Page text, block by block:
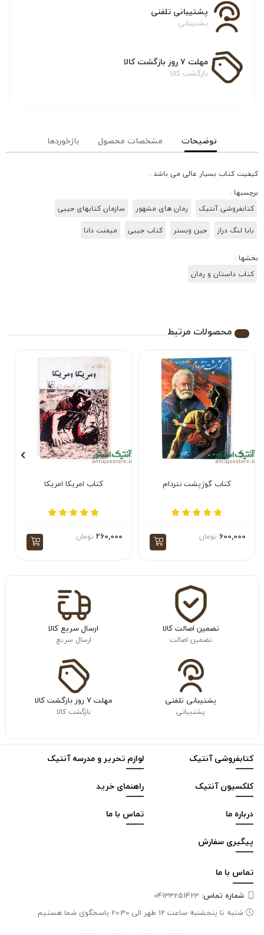
پشتیبانی تلفنی
پشتیبانی
مهلت ۷ روز بازگشت کالا
بازگشت کالا
توضیحات مشخصات محصول بازخوردها
کیفیت کتاب بسیار عالی می باشد .
برچسبها :
کتابفروشی آنتیک
رمان های مشهور
سازمان کتابهای جیبی
بابا لنگ دراز
جین وبستر کتاب جیبی میمنت دانا
بخشها :
کتاب داستان و رمان
محصولات مرتبط
کتاب گوژپشت نتردام
600,000 تومان
کتاب امریکا امریکا
260,000 تومان
تضمین اصالت کالا
تضمین اصالت
ارسال سریع کالا
ارسال سریع
پشتیبانی تلفنی
پشتیبانی
مهلت ۷ روز بازگشت کالا
بازگشت کالا
کتابفروشی آنتیک
لوازم تحریر و مدرسه آنتیک
کلکسیون آنتیک
راهنمای خرید
درباره ما
تماس با ما
پیگیری سفارش
تماس با ما
شماره تماس‌:
شنبه تا پنجشنبه ساعت 12 ظهر الی 20.30 پاسخگوی شما هستیم